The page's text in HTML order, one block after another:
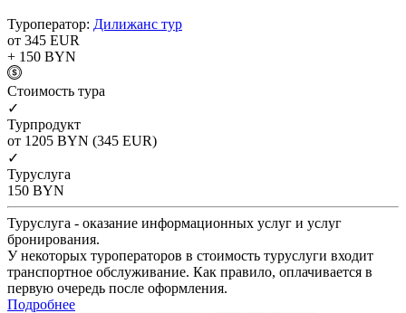
Туроператор: Дилижанс тур
от 345 EUR
+ 150 BYN
Cтоимость тура
✓
Турпродукт
от 1205 BYN (345 EUR)
✓
Туруслуга
150 BYN
Туруслуга - оказание информационных услуг и услуг
бронирования.
У некоторых туроператоров в стоимость туруслуги входит
транспортное обслуживание. Как правило, оплачивается в
первую очередь после оформления.
Подробнее